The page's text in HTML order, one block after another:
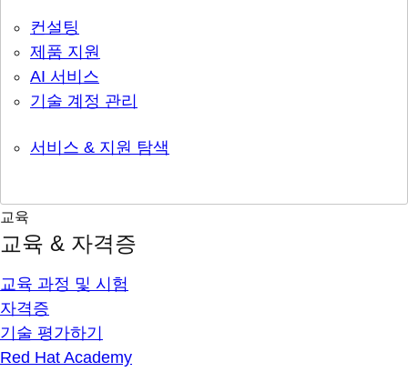
컨설팅
제품 지원
AI 서비스
기술 계정 관리
서비스 & 지원 탐색
교육
교육 & 자격증
교육 과정 및 시험
자격증
기술 평가하기
Red Hat Academy